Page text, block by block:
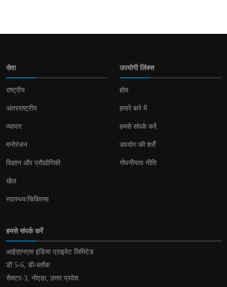
सेवा
राष्ट्रीय
अंतरराष्ट्रीय
व्यापार
मनोरंजन
विज्ञान और प्रौद्योगिकी
खेल
स्वास्थ्य/चिकित्सा
उपयोगी लिंक्स
होम
हमारे बारे में
हमसे संपर्क करें
उपयोग की शर्तें
गोपनीयता नीति
हमसे संपर्क करें
आईएएनएस इंडिया प्राइवेट लिमिटेड
डी 5-6, डी-ब्लॉक
सेक्टर-3, नोएडा, उत्तर प्रदेश